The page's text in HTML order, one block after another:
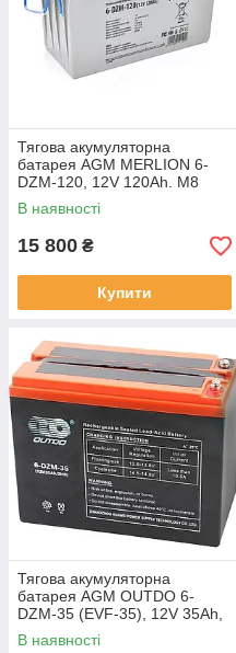
Тягова акумуляторна
батарея AGM MERLION 6-
DZM-120, 12V 120Ah. М8
(407 x 177 x 225) Q1
В наявності
15 800 ₴
Купити
Тягова акумуляторна
батарея AGM OUTDO 6-
DZM-35 (EVF-35), 12V 35Ah,
(223 х 105 х 174), Q1
В наявності